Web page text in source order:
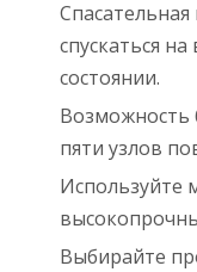
спускаться
состоянии.
Возможность
пяти узлов
Используйте
Выбирайте